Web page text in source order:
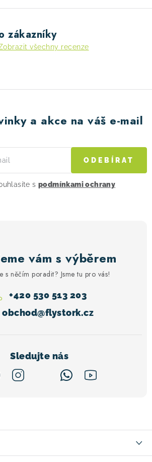
zákazníky
všechny recenze
a akce na váš e-mail
s podmínkami ochrany
ODEBÍRAT
vám s výběrem
s něčím poradit? Jsme tu pro vás!
obchod@flystork.cz
+420 530 513 203